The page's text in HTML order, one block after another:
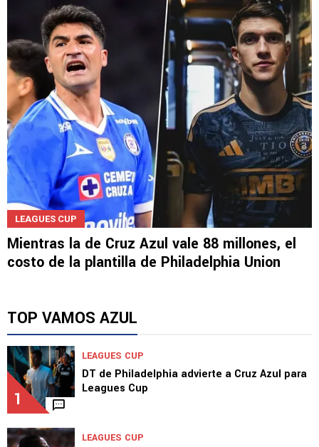
LEAGUES CUP
Mientras la de Cruz Azul vale 88 millones, el
costo de la plantilla de Philadelphia Union
TOP VAMOS AZUL
1
LEAGUES CUP
DT de Philadelphia advierte a Cruz Azul para
Leagues Cup
LEAGUES CUP